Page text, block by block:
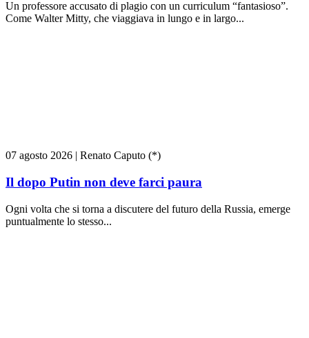
Un professore accusato di plagio con un curriculum “fantasioso”.
Come Walter Mitty, che viaggiava in lungo e in largo...
07 agosto 2026 | Renato Caputo (*)
Il dopo Putin non deve farci paura
Ogni volta che si torna a discutere del futuro della Russia, emerge
puntualmente lo stesso...